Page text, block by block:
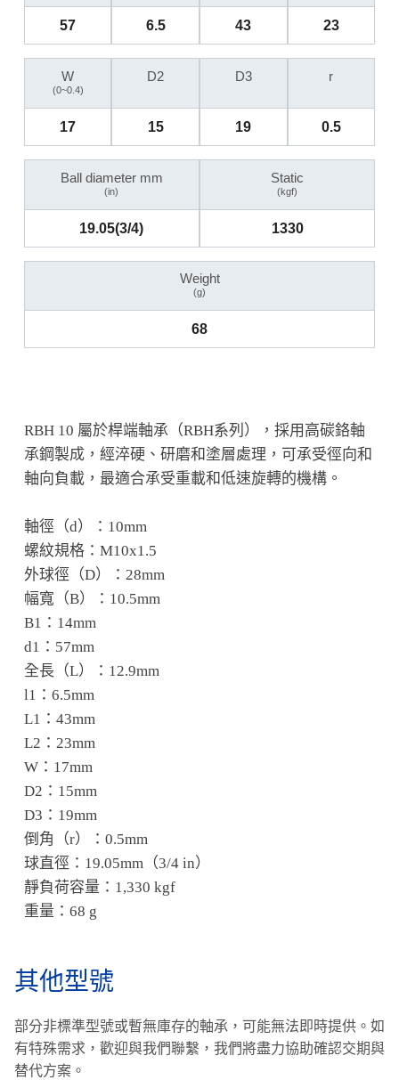
57 6.5 43 23
W
(0~0.4)
17
D2
15
D3
19
r
0.5
Ball diameter mm
(in)
19.05(3/4)
Static
(kgf)
1330
Weight
(g)
68
RBH 10 屬於桿端軸承（RBH系列），採用高碳鉻軸
承鋼製成，經淬硬、研磨和塗層處理，可承受徑向和
軸向負載，最適合承受重載和低速旋轉的機構。
軸徑（d）：10mm
螺紋規格：M10x1.5
外球徑（D）：28mm
幅寬（B）：10.5mm
B1：14mm
d1：57mm
全長（L）：12.9mm
l1：6.5mm
L1：43mm
L2：23mm
W：17mm
D2：15mm
D3：19mm
倒角（r）：0.5mm
球直徑：19.05mm（3/4 in）
靜負荷容量：1,330 kgf
重量：68 g
其他型號
部分非標準型號或暫無庫存的軸承，可能無法即時提供。 如
有特殊需求，歡迎與我們聯繫，我們將盡力協助確認交期與
替代方案。